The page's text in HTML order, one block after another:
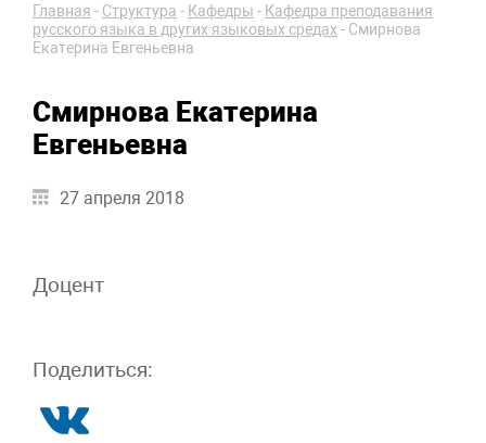
Главная - Структура - Кафедры - Кафедра преподавания
русского языка в других языковых средах - Смирнова
Екатерина Евгеньевна
Смирнова Екатерина
Евгеньевна
27 апреля 2018
Доцент
Поделиться: